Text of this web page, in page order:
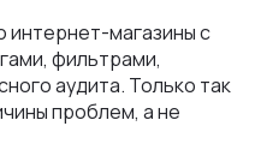
магазины с
фильтрами,
аудита. Только так
проблем, а не